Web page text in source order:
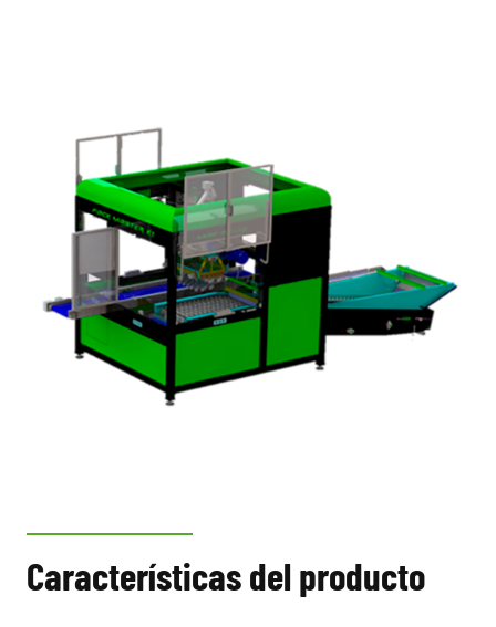
Características del producto